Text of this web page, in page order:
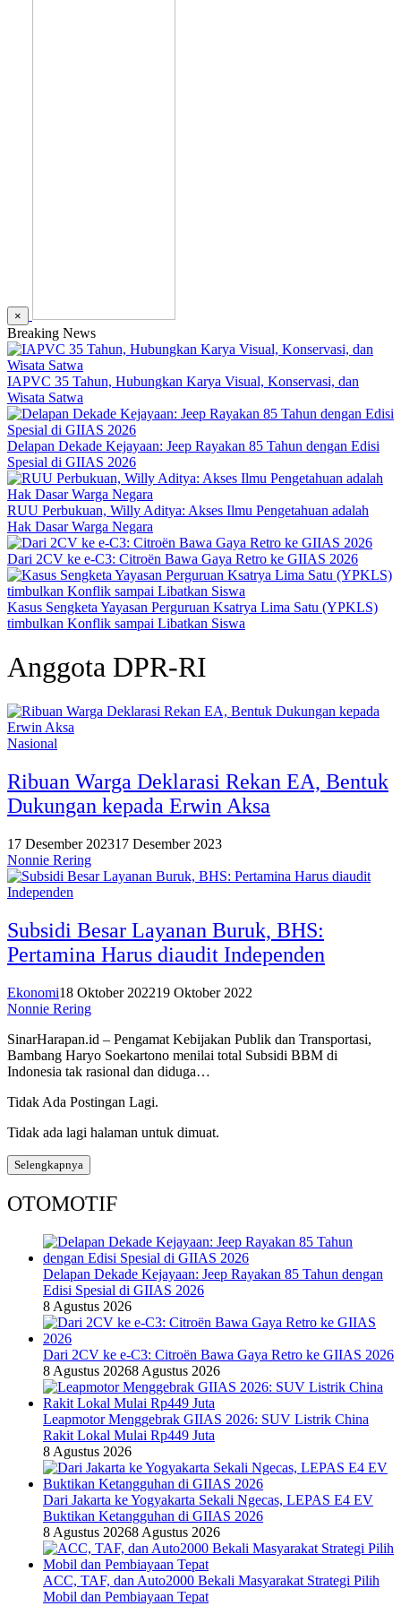
×
Breaking News
IAPVC 35 Tahun, Hubungkan Karya Visual, Konservasi, dan
Wisata Satwa
Delapan Dekade Kejayaan: Jeep Rayakan 85 Tahun dengan Edisi
Spesial di GIIAS 2026
RUU Perbukuan, Willy Aditya: Akses Ilmu Pengetahuan adalah
Hak Dasar Warga Negara
Dari 2CV ke e-C3: Citroën Bawa Gaya Retro ke GIIAS 2026
Kasus Sengketa Yayasan Perguruan Ksatrya Lima Satu (YPKLS)
timbulkan Konflik sampai Libatkan Siswa
Anggota DPR-RI
Nasional
Ribuan Warga Deklarasi Rekan EA, Bentuk
Dukungan kepada Erwin Aksa
17 Desember 202317 Desember 2023
Nonnie Rering
Subsidi Besar Layanan Buruk, BHS:
Pertamina Harus diaudit Independen
Ekonomi18 Oktober 202219 Oktober 2022
Nonnie Rering
SinarHarapan.id – Pengamat Kebijakan Publik dan Transportasi,
Bambang Haryo Soekartono menilai total Subsidi BBM di
Indonesia tak rasional dan diduga…
Tidak Ada Postingan Lagi.
Tidak ada lagi halaman untuk dimuat.
Selengkapnya
OTOMOTIF
Delapan Dekade Kejayaan: Jeep Rayakan 85 Tahun dengan
Edisi Spesial di GIIAS 2026
8 Agustus 2026
Dari 2CV ke e-C3: Citroën Bawa Gaya Retro ke GIIAS 2026
8 Agustus 20268 Agustus 2026
Leapmotor Menggebrak GIIAS 2026: SUV Listrik China
Rakit Lokal Mulai Rp449 Juta
8 Agustus 2026
Dari Jakarta ke Yogyakarta Sekali Ngecas, LEPAS E4 EV
Buktikan Ketangguhan di GIIAS 2026
8 Agustus 20268 Agustus 2026
ACC, TAF, dan Auto2000 Bekali Masyarakat Strategi Pilih
Mobil dan Pembiayaan Tepat